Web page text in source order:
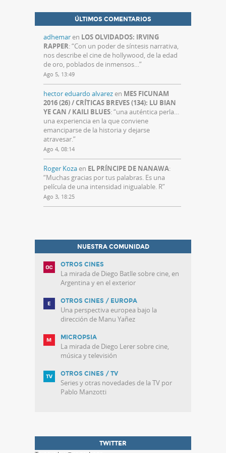
ÚLTIMOS COMENTARIOS
adhemaren LOS OLVIDADOS: IRVING
RAPPER: “Con un poder de síntesis narrativa,
nos describe el cine de hollywood, de la edad
de oro, poblados de inmensos…”
Ago 5, 13:49
hector eduardo alvarezen MES FICUNAM
2016 (26) / CRÍTICAS BREVES (134): LU BIAN
YE CAN / KAILI BLUES: “una auténtica perla…
una experiencia en la que conviene
emanciparse de la historia y dejarse
atravesar.”
Ago 4, 08:14
Roger Kozaen EL PRÍNCIPE DE NANAWA:
“Muchas gracias por tus palabras. Es una
película de una intensidad inigualable. R”
Ago 3, 18:25
NUESTRA COMUNIDAD
OTROS CINES
La mirada de Diego Batlle sobre cine, en
Argentina y en el exterior
OTROS CINES / EUROPA
Una perspectiva europea bajo la
dirección de Manu Yañez
MICROPSIA
La mirada de Diego Lerer sobre cine,
música y televisión
OTROS CINES / TV
Series y otras novedades de la TV por
Pablo Manzotti
TWITTER